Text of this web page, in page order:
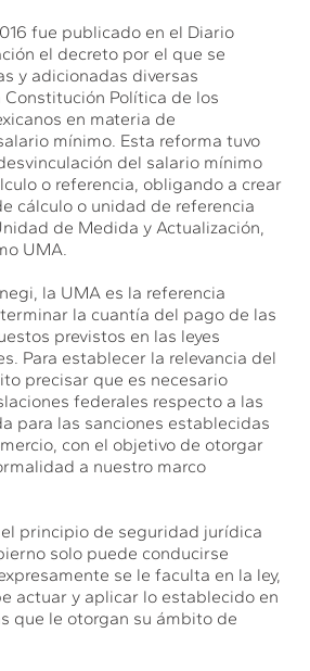
fue publicado en el Diario
el decreto por el que se
y adicionadas diversas
Política de los
en materia de
mínimo. Esta reforma tuvo
del salario mínimo
o referencia, obligando a crear
cálculo o unidad de referencia
de Medida y Actualización,
UMA.
la UMA es la referencia
la cuantía del pago de las
previstos en las leyes
Para establecer la relevancia del
precisar que es necesario
federales respecto a las
para las sanciones establecidas
con el objetivo de otorgar
a nuestro marco
principio de seguridad jurídica
solo puede conducirse
se le faculta en la ley,
actuar y aplicar lo establecido en
que le otorgan su ámbito de